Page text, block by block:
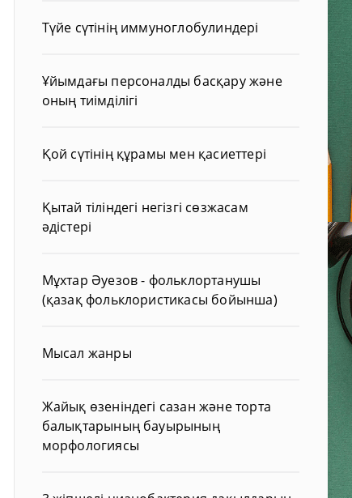
Түйе сүтінің иммуноглобулиндері
Ұйымдағы персоналды басқару және
оның тиімділігі
Қой сүтінің құрамы мен қасиеттері
Қытай тіліндегі негізгі сөзжасам
әдістері
Мұхтар Әуезов - фольклортанушы
(қазақ фольклористикасы бойынша)
Мысал жанры
Жайық өзеніндегі сазан және торта
балықтарының бауырының
морфологиясы